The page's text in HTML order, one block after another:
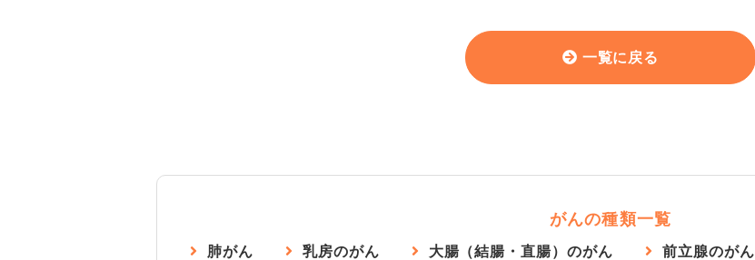
一覧に戻る
がんの種類一覧
肺がん 乳房のがん 大腸（結腸・直腸）のがん 前立腺のがん